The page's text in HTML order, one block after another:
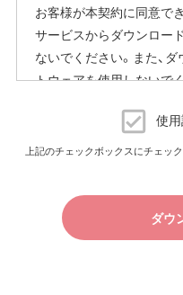
お客様が本契約に同意で
サービスからダウンロー
ないでください。また、
トウェアを使用しないで
ダウンロードソ
（株）バッファロー（以下
す）に同意し、ご購入いた
ます）について弊社が保
の条件である保証契約約
使
上記のチェックボックスにチェッ
ダウ